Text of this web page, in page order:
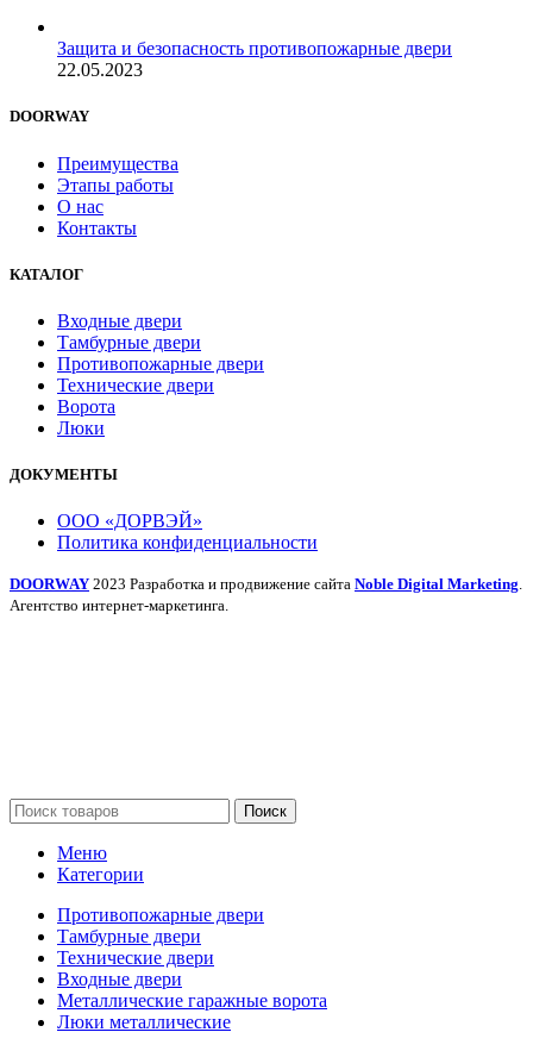
Защита и безопасность противопожарные двери
22.05.2023
DOORWAY
Преимущества
Этапы работы
О нас
Контакты
КАТАЛОГ
Входные двери
Тамбурные двери
Противопожарные двери
Технические двери
Ворота
Люки
ДОКУМЕНТЫ
ООО «ДОРВЭЙ»
Политика конфиденциальности
DOORWAY 2023 Разработка и продвижение сайта Noble Digital Marketing.
Агентство интернет-маркетинга.
Поиск
Меню
Категории
Противопожарные двери
Тамбурные двери
Технические двери
Входные двери
Металлические гаражные ворота
Люки металлические